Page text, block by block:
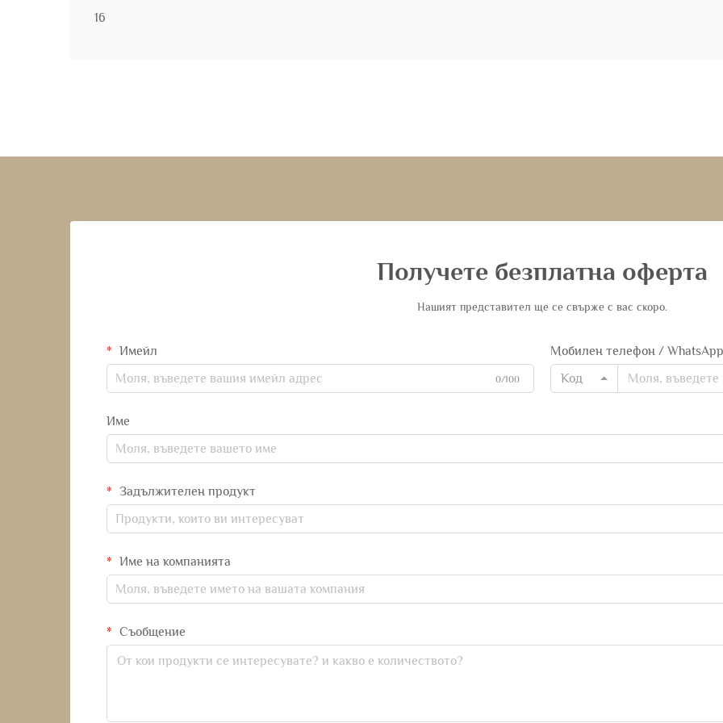
16
Получете безплатна оферта
Нашият представител ще се свърже с вас скоро.
Имейл
0/100
Мобилен телефон / WhatsApp
Код
Име
Задължителен продукт
Име на компанията
Съобщение